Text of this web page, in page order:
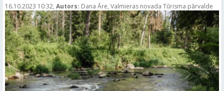
16.10.2023 10:32, Autors: Dana Āre, Valmieras novada Tūrisma pārvalde